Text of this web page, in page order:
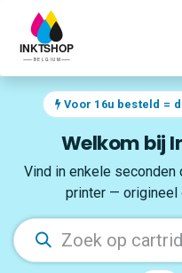
Overslaan naar inhoud
Voor 16u besteld =
Welkom bij
Vind in enkele
printer — origineel